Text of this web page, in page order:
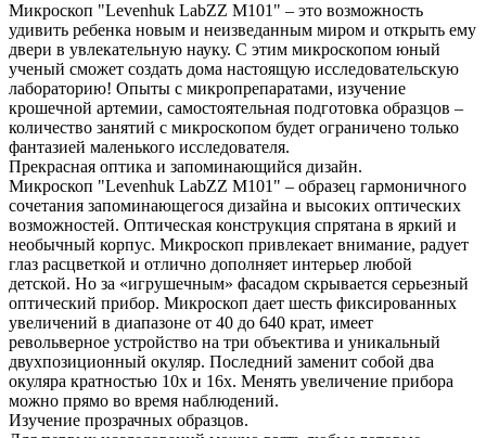
Микроскоп "Levenhuk LabZZ M101" – это возможность
удивить ребенка новым и неизведанным миром и открыть ему
двери в увлекательную науку. С этим микроскопом юный
ученый сможет создать дома настоящую исследовательскую
лабораторию! Опыты с микропрепаратами, изучение
крошечной артемии, самостоятельная подготовка образцов –
количество занятий с микроскопом будет ограничено только
фантазией маленького исследователя.
Прекрасная оптика и запоминающийся дизайн.
Микроскоп "Levenhuk LabZZ M101" – образец гармоничного
сочетания запоминающегося дизайна и высоких оптических
возможностей. Оптическая конструкция спрятана в яркий и
необычный корпус. Микроскоп привлекает внимание, радует
глаз расцветкой и отлично дополняет интерьер любой
детской. Но за «игрушечным» фасадом скрывается серьезный
оптический прибор. Микроскоп дает шесть фиксированных
увеличений в диапазоне от 40 до 640 крат, имеет
револьверное устройство на три объектива и уникальный
двухпозиционный окуляр. Последний заменит собой два
окуляра кратностью 10х и 16х. Менять увеличение прибора
можно прямо во время наблюдений.
Изучение прозрачных образцов.